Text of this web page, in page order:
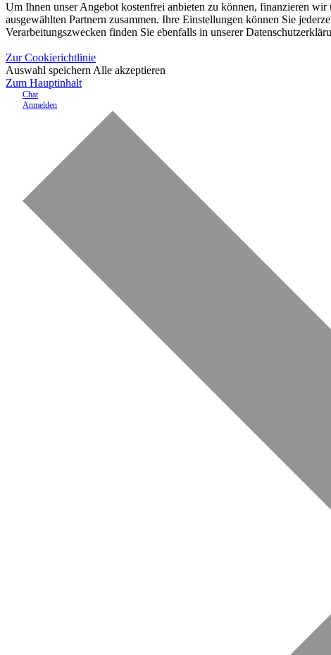
Um Ihnen unser Angebot kostenfrei anbieten zu können, finanzieren
ausgewählten Partnern zusammen. Ihre Einstellungen können Sie
Verarbeitungszwecken finden Sie ebenfalls in unserer
Zur Cookierichtlinie
Auswahl speichern Alle akzeptieren
Zum Hauptinhalt
Chat
Anmelden